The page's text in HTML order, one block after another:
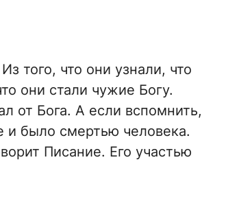
того, что они узнали, что
они стали чужие Богу.
от Бога. А если вспомнить,
и было смертью человека.
Писание. Его участью